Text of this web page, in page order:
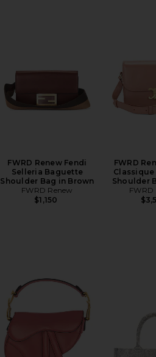
FWRD Renew Fendi
Selleria Baguette
Shoulder Bag in Brown
FWRD Renew
$1,150
FWRD
Shoulder
FWRD